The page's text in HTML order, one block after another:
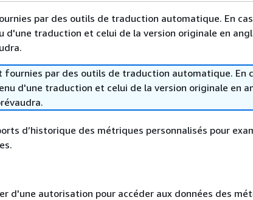
par des outils de traduction automatique. En
d'une traduction et celui de la version originale en
fournies par des outils de traduction automatique. En
d'une traduction et celui de la version originale en
d’historique des métriques personnalisés pour
d'une autorisation pour accéder aux données des